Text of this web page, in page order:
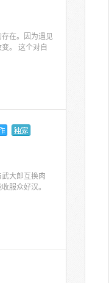
在。因为遇见
。 这个对自
大郎互换肉
服众好汉。